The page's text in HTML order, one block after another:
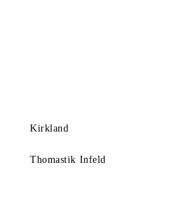
Kirkland
Thomastik Infeld